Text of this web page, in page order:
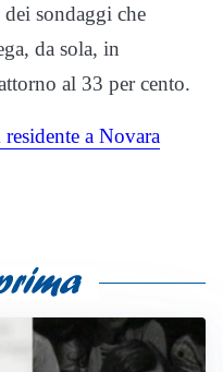
sondaggi che
da sola, in
al 33 per cento.
a Novara